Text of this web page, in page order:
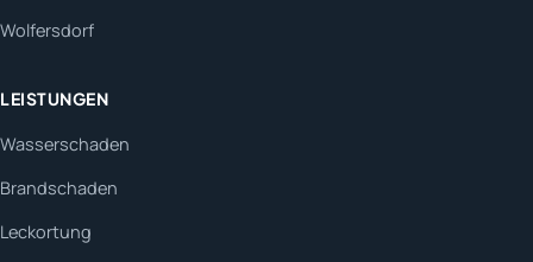
Wolfersdorf
LEISTUNGEN
Wasserschaden
Brandschaden
Leckortung